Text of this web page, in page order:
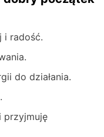
i radość.
do działania.
przyjmuję